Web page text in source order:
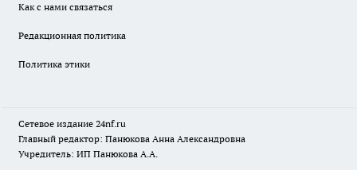
Как с нами связаться
Редакционная политика
Политика этики
Сетевое издание 24nf.ru
Главный редактор: Панюкова Анна Александровна
Учредитель: ИП Панюкова А.А.